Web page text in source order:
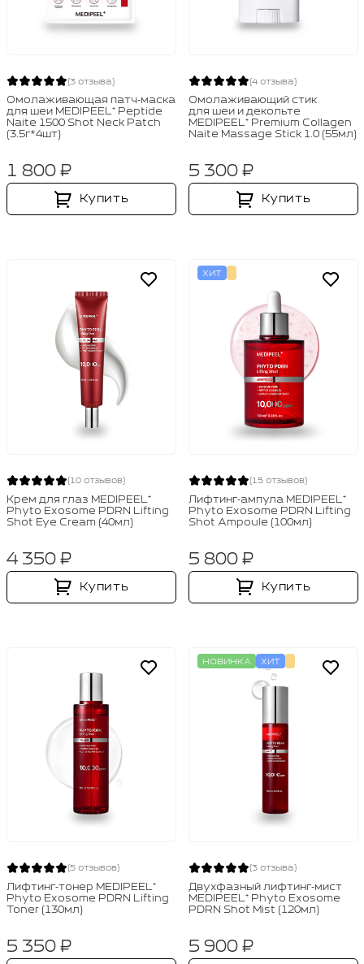
(3 отзыва)
Омолаживающая патч‑маска
для шеи MEDIPEEL⁺ Peptide
Naite 1500 Shot Neck Patch
(3.5г*4шт)
1 800 ₽
Купить
(4 отзыва)
Омолаживающий стик
для шеи и декольте
MEDIPEEL⁺ Premium Collagen
Naite Massage Stick 1.0 (55мл)
5 300 ₽
Купить
(10 отзывов)
Крем для глаз MEDIPEEL⁺
Phyto Exosome PDRN Lifting
Shot Eye Cream (40мл)
4 350 ₽
Купить
ХИТ
(15 отзывов)
Лифтинг‑ампула MEDIPEEL⁺
Phyto Exosome PDRN Lifting
Shot Ampoule (100мл)
5 800 ₽
Купить
(5 отзывов)
Лифтинг‑тонер MEDIPEEL⁺
Phyto Exosome PDRN Lifting
Toner (130мл)
5 350 ₽
НОВИНКА ХИТ
(3 отзыва)
Двухфазный лифтинг‑мист
MEDIPEEL⁺ Phyto Exosome
PDRN Shot Mist (120мл)
5 900 ₽